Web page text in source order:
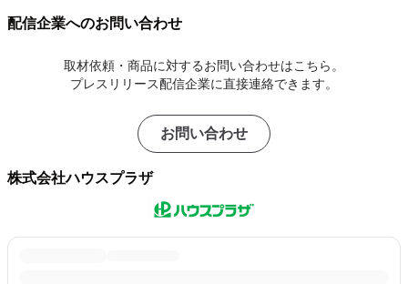
配信企業へのお問い合わせ
取材依頼・商品に対するお問い合わせはこちら。
プレスリリース配信企業に直接連絡できます。
お問い合わせ
株式会社ハウスプラザ